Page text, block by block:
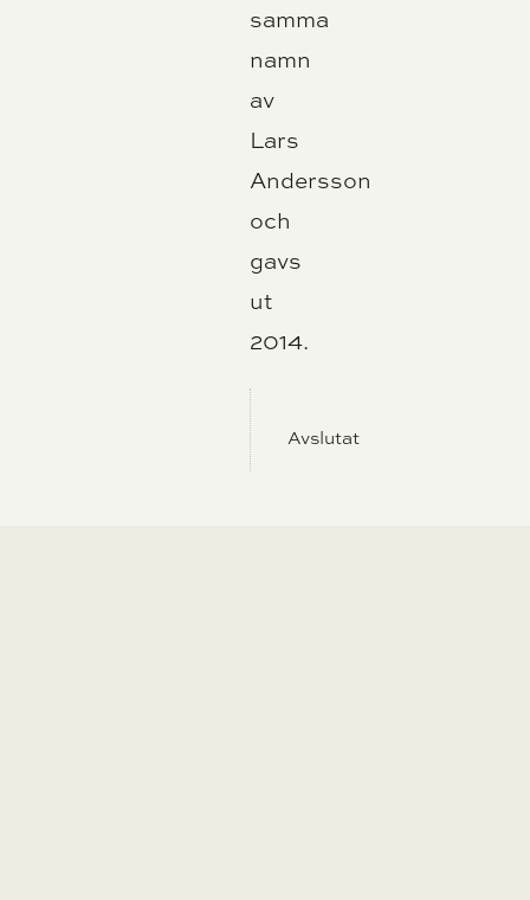
samma
namn
av
Lars
Andersson
och
gavs
ut
2014.
Avslutat